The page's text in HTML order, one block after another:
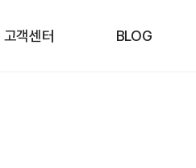
고객센터 BLOG